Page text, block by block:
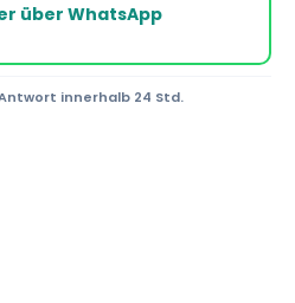
über WhatsApp
innerhalb 24 Std.